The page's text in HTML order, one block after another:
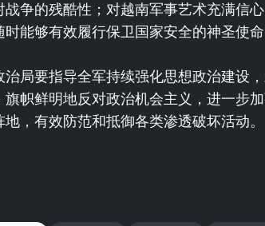
战争的残酷性；对越南军事艺术充满信
能够有效履行保卫国家安全的神圣使命
治局要指导全军持续强化思想政治建设
帜鲜明地反对政治机会主义，进一步
，有效防范和抵御各类渗透破坏活动。